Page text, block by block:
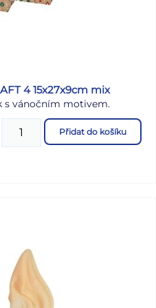
4 15x27x9cm mix
s vánočním motivem.
Přidat do košíku